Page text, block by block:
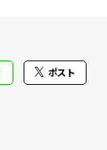
ポスト